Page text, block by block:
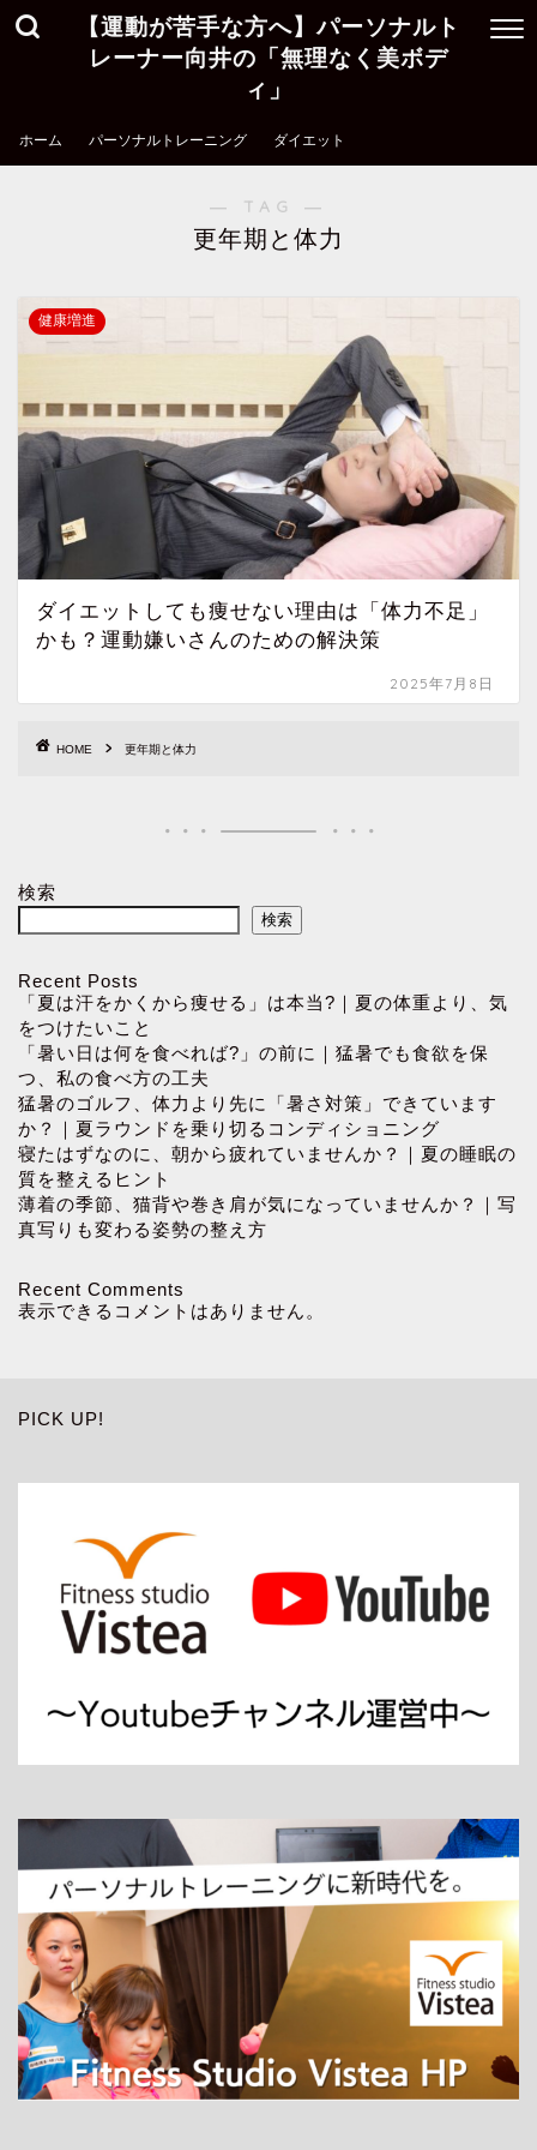
【運動が苦手な方へ】パーソナルト
レーナー向井の「無理なく美ボデ
ィ」
ホーム パーソナルトレーニング ダイエット
― TAG ―
更年期と体力
健康増進
ダイエットしても痩せない理由は「体力不足」
かも？運動嫌いさんのための解決策
2025年7月8日
HOME 更年期と体力
検索
検索
Recent Posts
「夏は汗をかくから痩せる」は本当?｜夏の体重より、気
をつけたいこと
「暑い日は何を食べれば?」の前に｜猛暑でも食欲を保
つ、私の食べ方の工夫
猛暑のゴルフ、体力より先に「暑さ対策」できています
か？｜夏ラウンドを乗り切るコンディショニング
寝たはずなのに、朝から疲れていませんか？｜夏の睡眠の
質を整えるヒント
薄着の季節、猫背や巻き肩が気になっていませんか？｜写
真写りも変わる姿勢の整え方
Recent Comments
表示できるコメントはありません。
PICK UP!
ホーム
パーソナルトレーニング
ダイエット